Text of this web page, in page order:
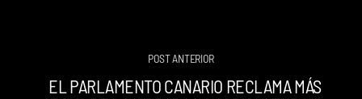
POST ANTERIOR
EL PARLAMENTO CANARIO RECLAMA MÁS